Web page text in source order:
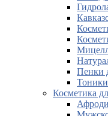
Пенки
Косметика